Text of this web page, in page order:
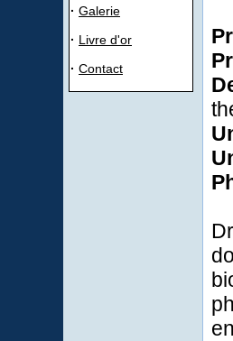
· Galerie
· Livre d'or
· Contact
en